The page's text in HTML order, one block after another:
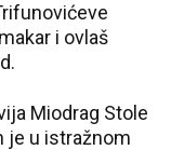
i ovlaš
Miodrag Stole
je u istražnom